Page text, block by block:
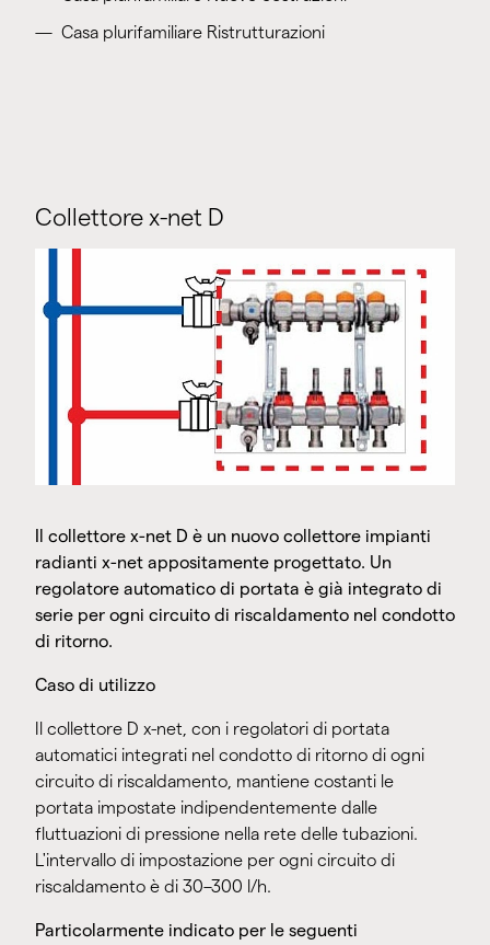
Casa plurifamiliare Ristrutturazioni
Collettore x-net D
Il collettore x-net D è un nuovo collettore impianti
radianti x-net appositamente progettato. Un
regolatore automatico di portata è già integrato di
serie per ogni circuito di riscaldamento nel condotto
di ritorno.
Caso di utilizzo
Il collettore D x-net, con i regolatori di portata
automatici integrati nel condotto di ritorno di ogni
circuito di riscaldamento, mantiene costanti le
portata impostate indipendentemente dalle
fluttuazioni di pressione nella rete delle tubazioni.
L'intervallo di impostazione per ogni circuito di
riscaldamento è di 30–300 l/h.
Particolarmente indicato per le seguenti